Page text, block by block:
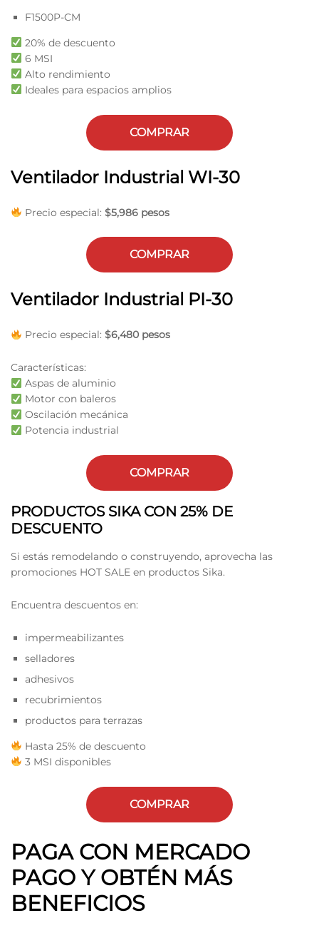
F1500P-CM
20% de descuento
6 MSI
Alto rendimiento
Ideales para espacios amplios
COMPRAR
Ventilador Industrial WI-30
Precio especial: $5,986 pesos
COMPRAR
Ventilador Industrial PI-30
Precio especial: $6,480 pesos
Características:
Aspas de aluminio
Motor con baleros
Oscilación mecánica
Potencia industrial
COMPRAR
PRODUCTOS SIKA CON 25% DE
DESCUENTO
Si estás remodelando o construyendo, aprovecha las
promociones HOT SALE en productos Sika.
Encuentra descuentos en:
impermeabilizantes
selladores
adhesivos
recubrimientos
productos para terrazas
Hasta 25% de descuento
3 MSI disponibles
COMPRAR
PAGA CON MERCADO
PAGO Y OBTÉN MÁS
BENEFICIOS